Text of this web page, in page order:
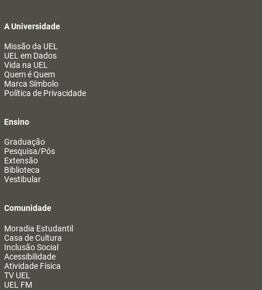
A Universidade
Missão da UEL
UEL em Dados
Vida na UEL
Quem é Quem
Marca Símbolo
Política de Privacidade
Ensino
Graduação
Pesquisa/Pós
Extensão
Biblioteca
Vestibular
Comunidade
Moradia Estudantil
Casa de Cultura
Inclusão Social
Acessibilidade
Atividade Física
TV UEL
UEL FM